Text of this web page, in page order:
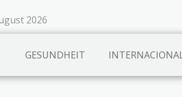
2026
GESUNDHEIT